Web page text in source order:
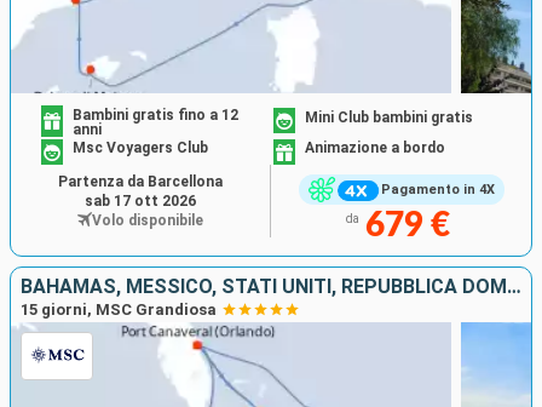
Pagamento in 4X
Bambini gratis fino a 12
anni
Mini Club bambini gratis
Msc Voyagers Club
Animazione a bordo
da 679 €
Partenza da Barcellona
sab 17 ott 2026
Volo disponibile
BAHAMAS, MESSICO, STATI UNITI, REPUBBLICA DOMINICANA
15 giorni, MSC Grandiosa